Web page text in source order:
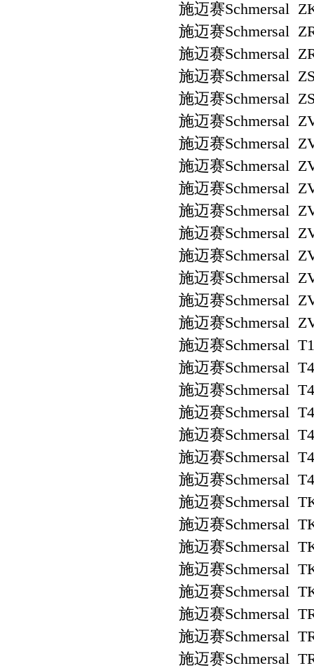
施迈赛Schmersal
施迈赛Schmersal
施迈赛Schmersal
施迈赛Schmersal
施迈赛Schmersal
施迈赛Schmersal
施迈赛Schmersal
施迈赛Schmersal
施迈赛Schmersal
施迈赛Schmersal
施迈赛Schmersal
施迈赛Schmersal
施迈赛Schmersal
施迈赛Schmersal
施迈赛Schmersal
施迈赛Schmersal
施迈赛Schmersal
施迈赛Schmersal
施迈赛Schmersal
施迈赛Schmersal
施迈赛Schmersal
施迈赛Schmersal
施迈赛Schmersal
施迈赛Schmersal
施迈赛Schmersal
施迈赛Schmersal
施迈赛Schmersal
施迈赛Schmersal
施迈赛Schmersal
施迈赛Schmersal